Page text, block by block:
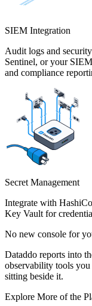
SIEM Integration
Audit logs and
Sentinel, or your
and compliance
Secret Management
Integrate with
Key Vault for
No new console for
Dataddo reports into
observability tools
sitting beside it.
Explore More of the